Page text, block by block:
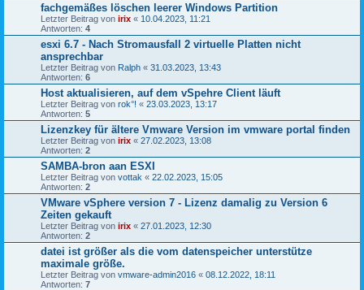
fachgemäßes löschen leerer Windows Partition
Letzter Beitrag von irix « 10.04.2023, 11:21
Antworten: 4
esxi 6.7 - Nach Stromausfall 2 virtuelle Platten nicht
ansprechbar
Letzter Beitrag von Ralph « 31.03.2023, 13:43
Antworten: 6
Host aktualisieren, auf dem vSpehre Client läuft
Letzter Beitrag von rok°! « 23.03.2023, 13:17
Antworten: 5
Lizenzkey für ältere Vmware Version im vmware portal finden
Letzter Beitrag von irix « 27.02.2023, 13:08
Antworten: 2
SAMBA-bron aan ESXI
Letzter Beitrag von vottak « 22.02.2023, 15:05
Antworten: 2
VMware vSphere version 7 - Lizenz damalig zu Version 6
Zeiten gekauft
Letzter Beitrag von irix « 27.01.2023, 12:30
Antworten: 2
datei ist größer als die vom datenspeicher unterstütze
maximale größe.
Letzter Beitrag von vmware-admin2016 « 08.12.2022, 18:11
Antworten: 7